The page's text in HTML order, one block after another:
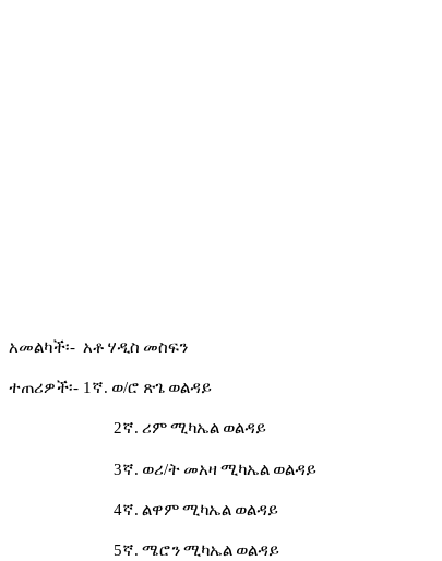
አመልካች፡- አቶ ሃዲስ መስፍን
ተጠሪዎች፡- 1 ኛ. ወ/ሮ ጽጌ ወልዳይ
2ኛ. ሪምሚካኤል ወልዳይ
3ኛ. ወሪ/ት መአዛሚካኤል ወልዳይ
4ኛ. ልዋምሚካኤል ወልዳይ
5ኛ. ሜሮንሚካኤል ወልዳይ